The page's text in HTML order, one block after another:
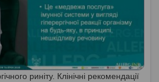
риніту. Клінічні рекомендації